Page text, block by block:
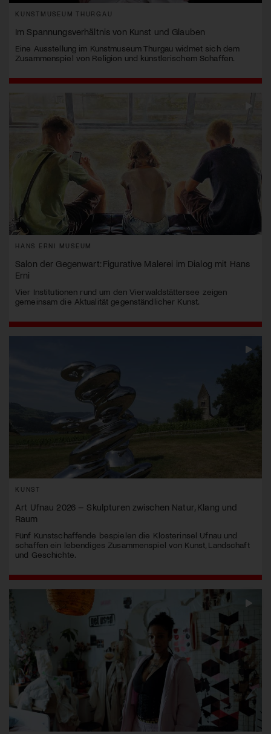
KUNSTMUSEUM THURGAU
Im Spannungsverhältnis von Kunst und Glauben
Eine Ausstellung im Kunstmuseum Thurgau widmet sich dem
Zusammenspiel von Religion und künstlerischem Schaffen.
HANS ERNI MUSEUM
Salon der Gegenwart: Figurative Malerei im Dialog mit Hans
Erni
Vier Institutionen rund um den Vierwaldstättersee zeigen
gemeinsam die Aktualität gegenständlicher Kunst.
KUNST
Art Ufnau 2026 – Skulpturen zwischen Natur, Klang und
Raum
Fünf Kunstschaffende bespielen die Klosterinsel Ufnau und
schaffen ein lebendiges Zusammenspiel von Kunst, Landschaft
und Geschichte.